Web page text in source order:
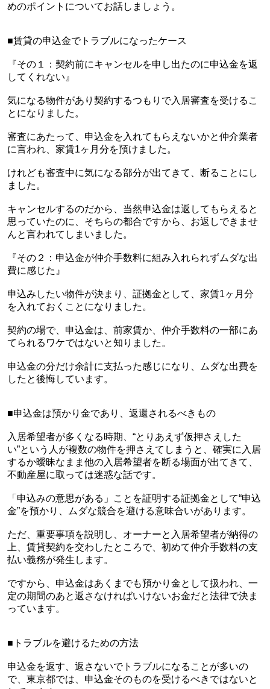
めのポイントについてお話しましょう。
■賃貸の申込金でトラブルになったケース
『その１：契約前にキャンセルを申し出たのに申込金を返
してくれない』
気になる物件があり契約するつもりで入居審査を受けるこ
とになりました。
審査にあたって、申込金を入れてもらえないかと仲介業者
に言われ、家賃1ヶ月分を預けました。
けれども審査中に気になる部分が出てきて、断ることにし
ました。
キャンセルするのだから、当然申込金は返してもらえると
思っていたのに、そちらの都合ですから、お返しできませ
んと言われてしまいました。
『その２：申込金が仲介手数料に組み入れられずムダな出
費に感じた』
申込みしたい物件が決まり、証拠金として、家賃1ヶ月分
を入れておくことになりました。
契約の場で、申込金は、前家賃か、仲介手数料の一部にあ
てられるワケではないと知りました。
申込金の分だけ余計に支払った感じになり、ムダな出費を
したと後悔しています。
■申込金は預かり金であり、返還されるべきもの
入居希望者が多くなる時期、“とりあえず仮押さえした
い”という人が複数の物件を押さえてしまうと、確実に入居
するか曖昧なまま他の入居希望者を断る場面が出てきて、
不動産屋に取っては迷惑な話です。
「申込みの意思がある」ことを証明する証拠金として“申込
金”を預かり、ムダな競合を避ける意味合いがあります。
ただ、重要事項を説明し、オーナーと入居希望者が納得の
上、賃貸契約を交わしたところで、初めて仲介手数料の支
払い義務が発生します。
ですから、申込金はあくまでも預かり金として扱われ、一
定の期間のあと返さなければいけないお金だと法律で決ま
っています。
■トラブルを避けるための方法
申込金を返す、返さないでトラブルになることが多いの
で、東京都では、申込金そのものを受けるべきではないと